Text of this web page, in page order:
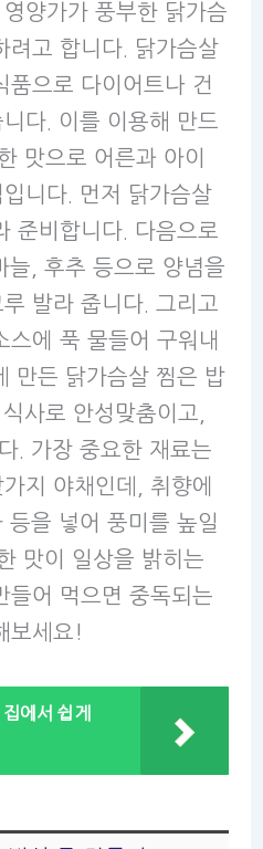
양가가 풍부한 닭가슴
려고 합니다. 닭가슴살
품으로 다이어트나 건
다. 이를 이용해 만드
맛으로 어른과 아이
니다. 먼저 닭가슴살
준비합니다. 다음으로
늘, 후추 등으로 양념을
발라 줍니다. 그리고
스에 푹 물들어 구워내
만든 닭가슴살 찜은 밥
사로 안성맞춤이고,
. 가장 중요한 재료는
지 야채인데, 취향에
을 넣어 풍미를 높일
맛이 일상을 밝히는
들어 먹으면 중독되는
보세요!
에서 쉽게